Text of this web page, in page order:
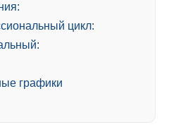
цикл:
графики